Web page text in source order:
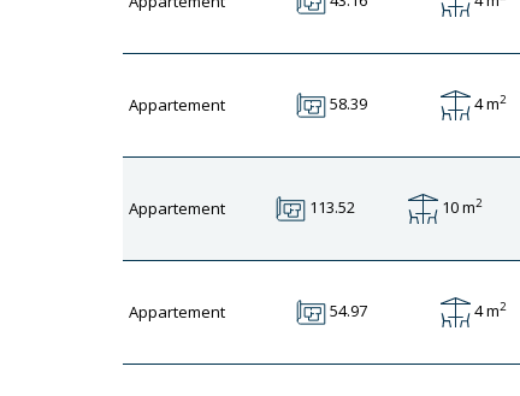
Appartement 58.39 4 m2
Appartement 113.52 10 m2
Appartement 54.97 4 m2